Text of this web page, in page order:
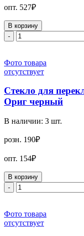
опт. 527₽
В корзину
-
Фото товара
отсутствует
Стекло для
Ориг черный
В наличии: 3 шт.
розн. 190₽
опт. 154₽
В корзину
-
Фото товара
отсутствует